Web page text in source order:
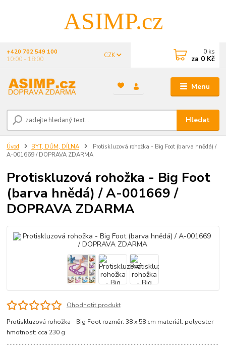
ASIMP.cz
Menu
CZK
Hledat
+420 702 549 100
10:00 - 18:00
0 ks
za 0 Kč
Úvod BYT, DŮM, DÍLNA
Protiskluzová rohožka - Big Foot (barva hnědá) /
A-001669 / DOPRAVA ZDARMA
Protiskluzová rohožka - Big Foot
(barva hnědá) / A-001669 /
DOPRAVA ZDARMA
Ohodnotit produkt
Protiskluzová rohožka - Big Foot rozměr: 38 x 58 cm materiál: polyester
hmotnost: cca 230 g
............................................................................................................................................